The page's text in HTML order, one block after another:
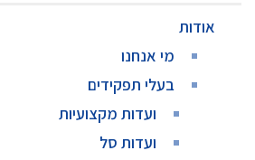
אודות
מי אנחנו
בעלי תפקידים
ועדות מקצועיות
ועדות סל